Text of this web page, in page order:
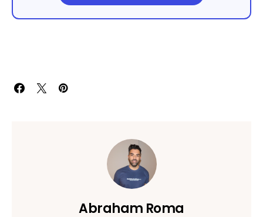
Abraham Roma